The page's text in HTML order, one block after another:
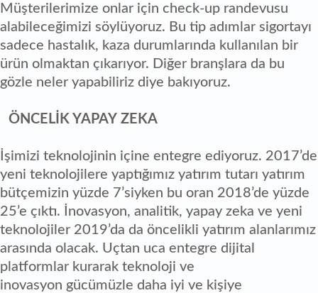
Müşterilerimize onlar için check-up randevusu
alabileceğimizi söylüyoruz. Bu tip adımlar sigortayı
sadece hastalık, kaza durumlarında kullanılan bir
ürün olmaktan çıkarıyor. Diğer branşlara da bu
gözle neler yapabiliriz diye bakıyoruz.
ÖNCELİK YAPAY ZEKA
İşimizi teknolojinin içine entegre ediyoruz. 2017’de
yeni teknolojilere yaptığımız yatırım tutarı yatırım
bütçemizin yüzde 7’siyken bu oran 2018’de yüzde
25’e çıktı. İnovasyon, analitik, yapay zeka ve yeni
teknolojiler 2019’da da öncelikli yatırım alanlarımız
arasında olacak. Uçtan uca entegre dijital
platformlar kurarak teknoloji ve
inovasyon gücümüzle daha iyi ve kişiye